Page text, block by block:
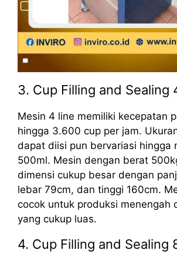
3. Cup Filling and Sealing
Mesin 4 line memiliki kecepatan
hingga 3.600 cup per jam.
dapat diisi pun bervariasi hingga
500ml. Mesin dengan berat
dimensi cukup besar dengan
lebar 79cm, dan tinggi 160cm.
cocok untuk produksi menengah
yang cukup luas.
4. Cup Filling and Sealing